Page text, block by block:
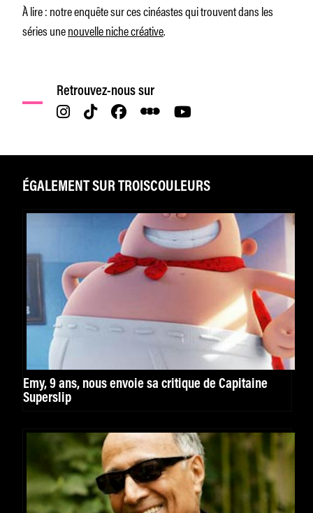
À lire : notre enquête sur ces cinéastes qui trouvent dans les
séries unenouvelle niche créative.
Retrouvez-nous sur
ÉGALEMENT SUR TROISCOULEURS
Emy, 9 ans, nous envoie sa critique de Capitaine
Superslip